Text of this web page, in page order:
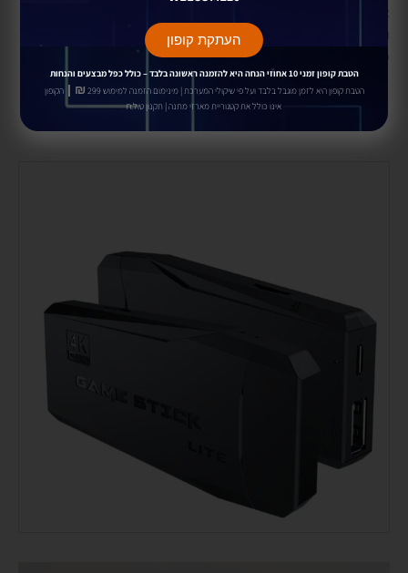
וליהנות מגיימינג איכותי בלי מאמץ.
מתאים לילדים, לחיילים, ולכל מי שמחפש מתנה שווה באמת.
העתקת קופון
הטבת קופון זמני 10 אחוזי הנחה היא להזמנה ראשונה בלבד –כולל כפל מבצעים והנחות
הטבת קופון היא לזמן מוגבל בלבד ועל פי שיקולי המערכת | מינימום הזמנה למימוש 299
₪ |הקופון
אינו כולל את קטגוריית מארזי מתנה | תקנון ט.ל.ח